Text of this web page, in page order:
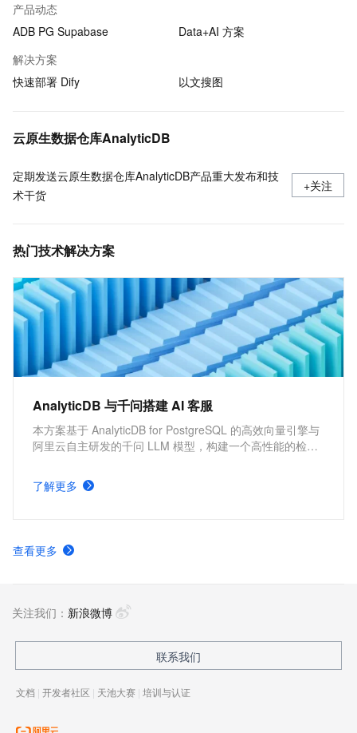
产品动态
ADB PG Supabase
Data+AI 方案
解决方案
快速部署 Dify
以文搜图
云原生数据仓库AnalyticDB
定期发送云原生数据仓库AnalyticDB产品重大发布和技
术干货
+关注
热门技术解决方案
AnalyticDB 与千问搭建 AI 客服
本方案基于 AnalyticDB for PostgreSQL 的高效向量引擎与
阿里云自主研发的千问 LLM 模型，构建一个高性能的检索
用，实现企业的AI智能客服，更高效地解决客户问题。
了解更多
查看更多
关注我们： 新浪微博
联系我们
文档 | 开发者社区 | 天池大赛 | 培训与认证